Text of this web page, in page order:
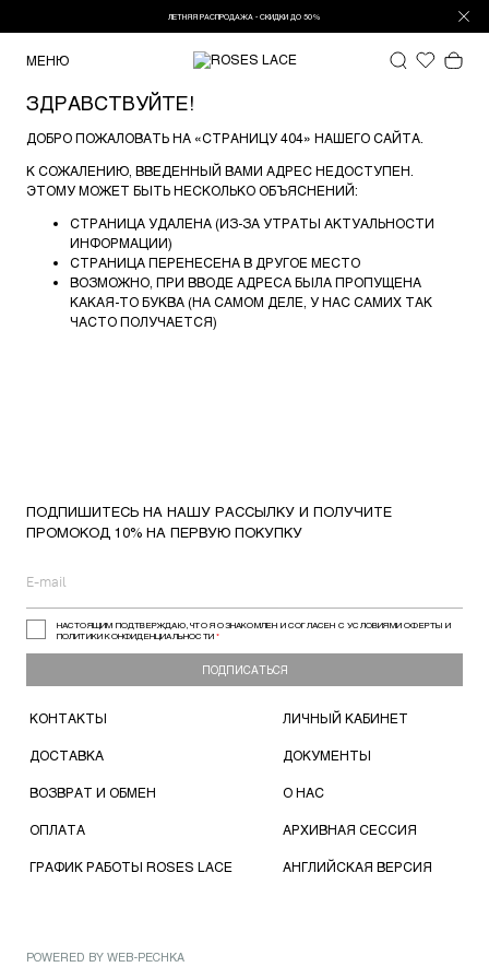
ЛЕТНЯЯ РАСПРОДАЖА - СКИДКИ ДО 50%
МЕНЮ
ЗДРАВСТВУЙТЕ!
ДОБРО ПОЖАЛОВАТЬ НА «СТРАНИЦУ 404» НАШЕГО САЙТА.
К СОЖАЛЕНИЮ, ВВЕДЕННЫЙ ВАМИ АДРЕС НЕДОСТУПЕН.
ЭТОМУ МОЖЕТ БЫТЬ НЕСКОЛЬКО ОБЪЯСНЕНИЙ:
СТРАНИЦА УДАЛЕНА (ИЗ-ЗА УТРАТЫ АКТУАЛЬНОСТИ
ИНФОРМАЦИИ)
СТРАНИЦА ПЕРЕНЕСЕНА В ДРУГОЕ МЕСТО
ВОЗМОЖНО, ПРИ ВВОДЕ АДРЕСА БЫЛА ПРОПУЩЕНА
КАКАЯ-ТО БУКВА (НА САМОМ ДЕЛЕ, У НАС САМИХ ТАК
ЧАСТО ПОЛУЧАЕТСЯ)
ПОДПИШИТЕСЬ НА НАШУ РАССЫЛКУ И ПОЛУЧИТЕ
ПРОМОКОД 10% НА ПЕРВУЮ ПОКУПКУ
НАСТОЯЩИМ ПОДТВЕРЖДАЮ, ЧТО Я ОЗНАКОМЛЕН И СОГЛАСЕН С УСЛОВИЯМИ ОФЕРТЫ И
ПОЛИТИКИ КОНФИДЕНЦИАЛЬНОСТИ*
ПОДПИСАТЬСЯ
КОНТАКТЫ
ДОСТАВКА
ВОЗВРАТ И ОБМЕН
ОПЛАТА
ГРАФИК РАБОТЫ ROSES LACE
ЛИЧНЫЙ КАБИНЕТ
ДОКУМЕНТЫ
О НАС
АРХИВНАЯ СЕССИЯ
АНГЛИЙСКАЯ ВЕРСИЯ
POWERED BY WEB-PECHKA